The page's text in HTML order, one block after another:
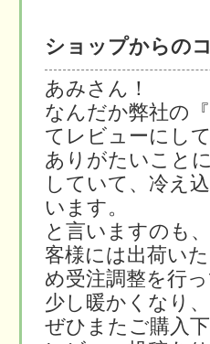
ショップからの
あみさん！
なんだか弊社の
てレビューにし
ありがたいこと
していて、冷え
います。
と言いますのも
客様には出荷い
め受注調整を行
少し暖かくなり
ぜひまたご購入